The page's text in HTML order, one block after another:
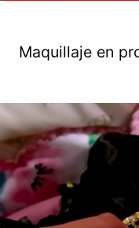
Maquillaje en